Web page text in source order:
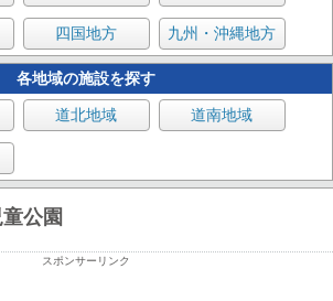
四国地方 九州・沖縄地方
各地域の施設を探す
道北地域 道南地域
公園
スポンサーリンク